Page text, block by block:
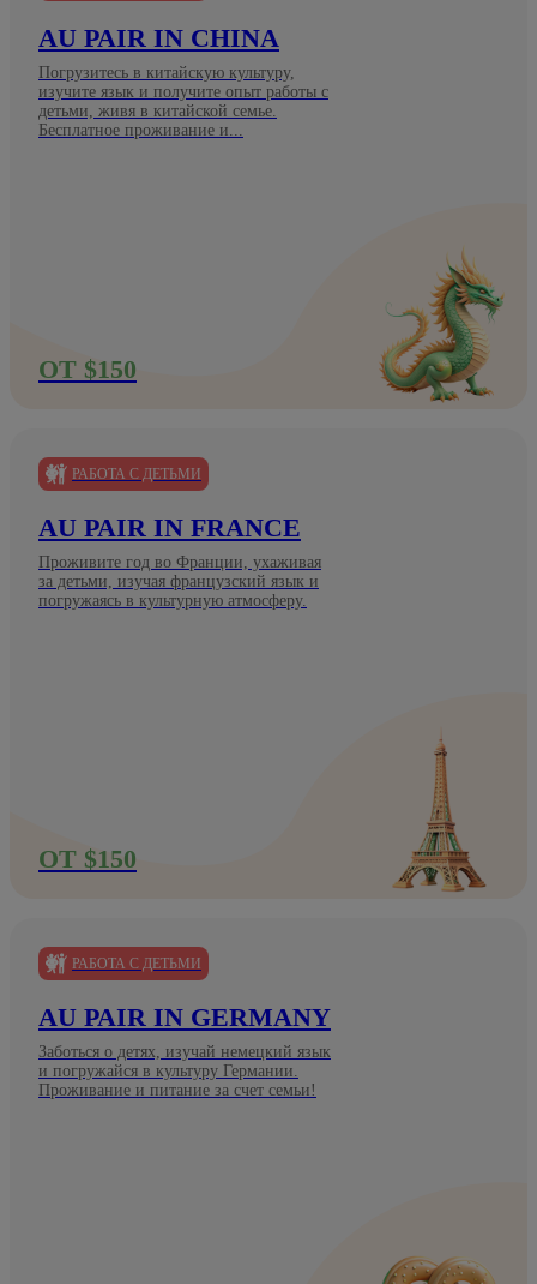
AU PAIR IN CHINA
Погрузитесь в китайскую культуру,
изучите язык и получите опыт работы с
детьми, живя в китайской семье.
Бесплатное проживание и...
ОТ $150
РАБОТА С ДЕТЬМИ
AU PAIR IN FRANCE
Проживите год во Франции, ухаживая
за детьми, изучая французский язык и
погружаясь в культурную атмосферу.
ОТ $150
РАБОТА С ДЕТЬМИ
AU PAIR IN GERMANY
Заботься о детях, изучай немецкий язык
и погружайся в культуру Германии.
Проживание и питание за счет семьи!